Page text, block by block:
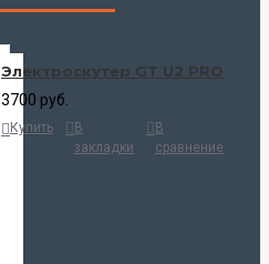
Электроскутер GT U2 PRO
3700 руб.
Купить
В
закладки
В
сравнение